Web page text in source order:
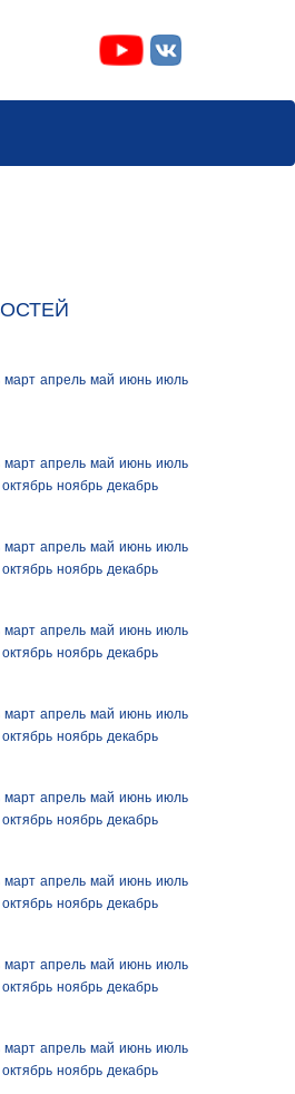
март апрель май июнь июль
март апрель май июнь июль
октябрь ноябрь декабрь
март апрель май июнь июль
октябрь ноябрь декабрь
март апрель май июнь июль
октябрь ноябрь декабрь
март апрель май июнь июль
октябрь ноябрь декабрь
март апрель май июнь июль
октябрь ноябрь декабрь
март апрель май июнь июль
октябрь ноябрь декабрь
март апрель май июнь июль
октябрь ноябрь декабрь
март апрель май июнь июль
октябрь ноябрь декабрь